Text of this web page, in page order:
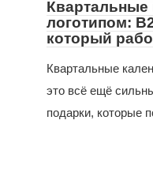
Квартальные
логотипом:
который
Квартальные
это всё ещё
подарки, которые